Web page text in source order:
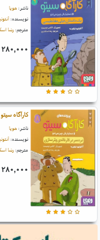
ناشر: هوپا
نویسنده:
مترجم: رضا
۲۸۰,۰۰۰
کارآگاه
ناشر: هوپا
نویسنده:
مترجم: رضا
۲۸۰,۰۰۰